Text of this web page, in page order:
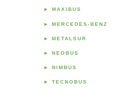
► MAXIBUS
► MERCEDES-BENZ
► METALSUR
► NEOBUS
► NIMBUS
► TECNOBUS